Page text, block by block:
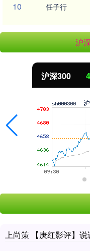
10 任子行
沪
沪深300
上尚策 【庚红影评】说